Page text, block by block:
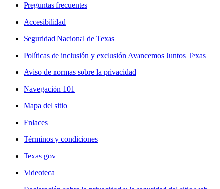
Preguntas frecuentes
Accesibilidad
Seguridad Nacional de Texas
Políticas de inclusión y exclusión Avancemos Juntos Texas
Aviso de normas sobre la privacidad
Navegación 101
Mapa del sitio
Enlaces
Términos y condiciones
Texas.gov
Videoteca